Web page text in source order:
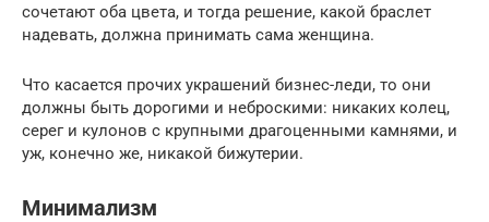
сочетают оба цвета, и тогда решение, какой браслет
надевать, должна принимать сама женщина.
Что касается прочих украшений бизнес-леди, то они
должны быть дорогими и неброскими: никаких колец,
серег и кулонов с крупными драгоценными камнями, и
уж, конечно же, никакой бижутерии.
Минимализм